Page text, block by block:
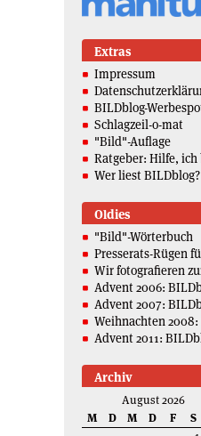
Extras
Impressum
BILDblog-
Schlagzeil-o-mat
"Bild"-Auflage
Ratgeber: Hilfe,
Wer liest BILDblog?
Oldies
"Bild"-Wörterbuch
Presserats-Rügen
Wir fotografieren
Advent 2006:
Advent 2007:
Weihnachten
Advent 2011:
Archiv
August 2026
M
D M D F S